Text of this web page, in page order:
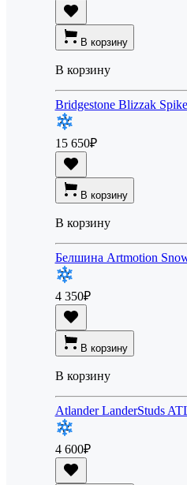
В корзину
В корзину
Bridgestone Blizzak
15 650₽
В корзину
В корзину
Белшина Artmotion
4 350₽
В корзину
В корзину
Atlander LanderStuds
4 600₽